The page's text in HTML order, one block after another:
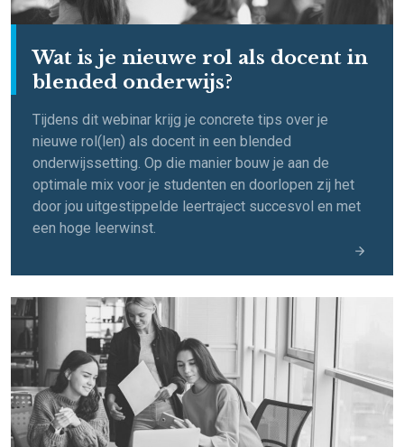
Wat is je nieuwe rol als docent in
blended onderwijs?
Tijdens dit webinar krijg je concrete tips over je
nieuwe rol(len) als docent in een blended
onderwijssetting. Op die manier bouw je aan de
optimale mix voor je studenten en doorlopen zij het
door jou uitgestippelde leertraject succesvol en met
een hoge leerwinst.